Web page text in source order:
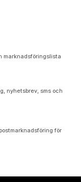
marknadsföringslista
nyhetsbrev, sms och
för